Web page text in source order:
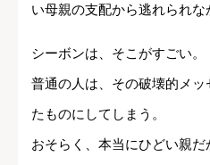
い母親の支配から逃れられな
シーボンは、そこがすごい。
普通の人は、その破壊的メ
たものにしてしまう。
おそらく、本当にひどい親